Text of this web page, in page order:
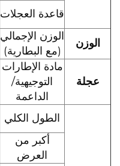
قاعدة العجلات
الوزن
الوزن الإجمالي
(مع البطارية)
عجلة
مادة الإطارات
التوجيهية/
الداعمة
الطول الكلي
أكبر من
العرض